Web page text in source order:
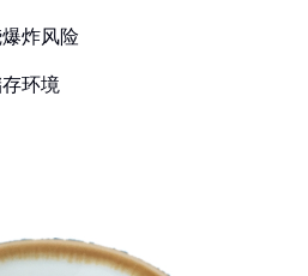
炸风险
环境